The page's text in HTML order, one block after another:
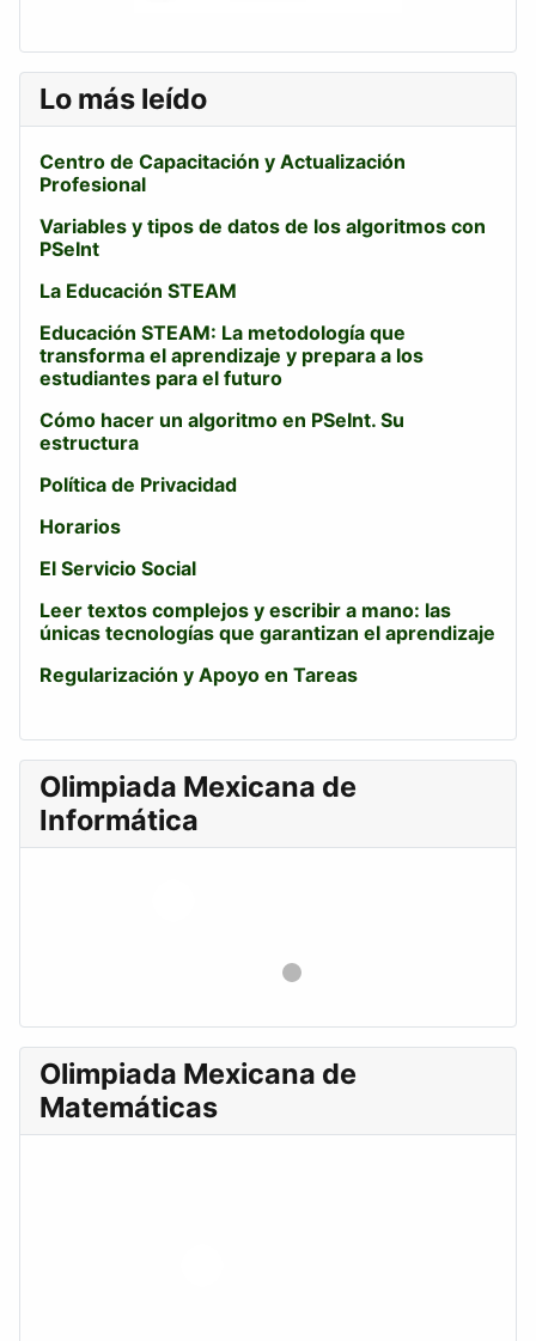
Lo más leído
Centro de Capacitación y Actualización
Profesional
Variables y tipos de datos de los algoritmos con
PSeInt
La Educación STEAM
Educación STEAM: La metodología que
transforma el aprendizaje y prepara a los
estudiantes para el futuro
Cómo hacer un algoritmo en PSeInt. Su
estructura
Política de Privacidad
Horarios
El Servicio Social
Leer textos complejos y escribir a mano: las
únicas tecnologías que garantizan el aprendizaje
Regularización y Apoyo en Tareas
Olimpiada Mexicana de
Informática
Olimpiada Mexicana de
Matemáticas